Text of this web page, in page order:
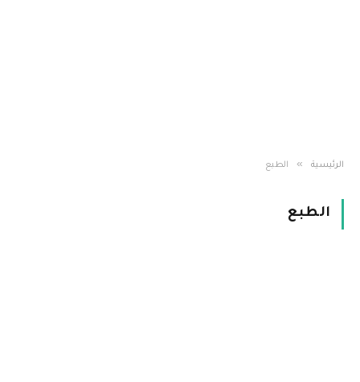
الرئيسية » الطبع
الطبع